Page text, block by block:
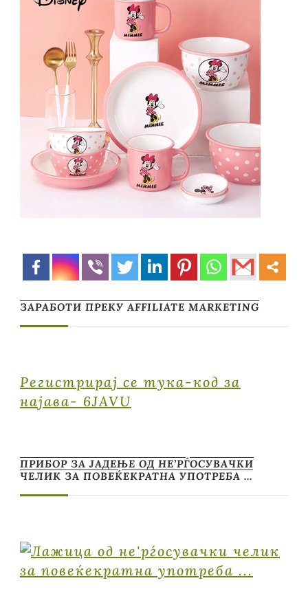
ЗАРАБОТИ ПРЕКУ AFFILIATE MARKETING
Регистрирај се тука-код за
најава- 6JAVU
ПРИБОР ЗА ЈАДЕЊЕ ОД НЕ’РЃОСУВАЧКИ
ЧЕЛИК ЗА ПОВЕЌЕКРАТНА УПОТРЕБА …